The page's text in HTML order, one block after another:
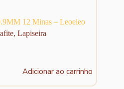
12 Minas – Leoeleo
,Lapiseira
Adicionar ao carrinho